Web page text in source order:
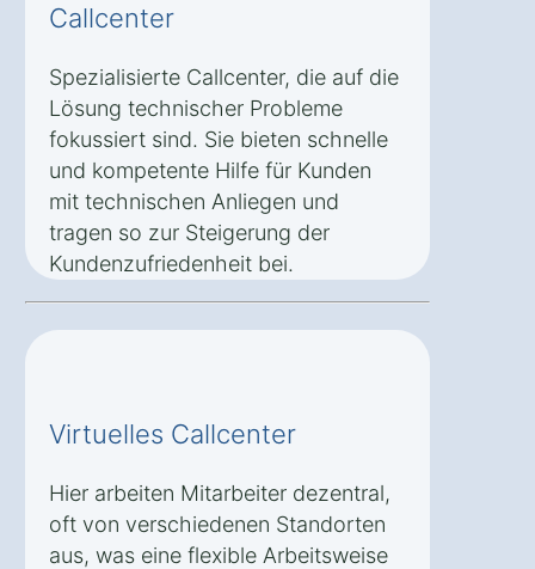
Callcenter
Spezialisierte Callcenter, die auf die
Lösung technischer Probleme
fokussiert sind. Sie bieten schnelle
und kompetente Hilfe für Kunden
mit technischen Anliegen und
tragen so zur Steigerung der
Kundenzufriedenheit bei.
Virtuelles Callcenter
Hier arbeiten Mitarbeiter dezentral,
oft von verschiedenen Standorten
aus, was eine flexible Arbeitsweise